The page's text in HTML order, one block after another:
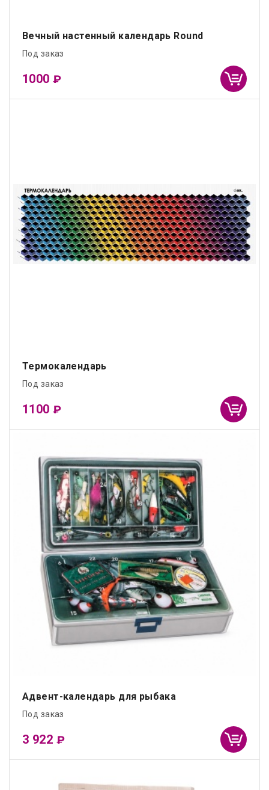
Вечный настенный календарь Round
Под заказ
1000₽
Термокалендарь
Под заказ
1100₽
Адвент-календарь для рыбака
Под заказ
3 922 ₽